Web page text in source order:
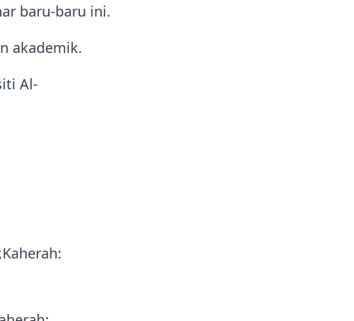
baru-baru ini.
akademik.
Al-